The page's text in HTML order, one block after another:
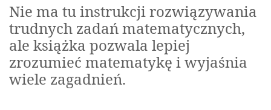
Nie ma tu instrukcji rozwiązywania
trudnych zadań matematycznych,
ale książka pozwala lepiej
zrozumieć matematykę i wyjaśnia
wiele zagadnień.